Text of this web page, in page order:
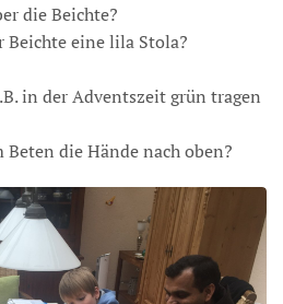
die Beichte?
Beichte eine lila Stola?
in der Adventszeit grün tragen
die Hände nach oben?